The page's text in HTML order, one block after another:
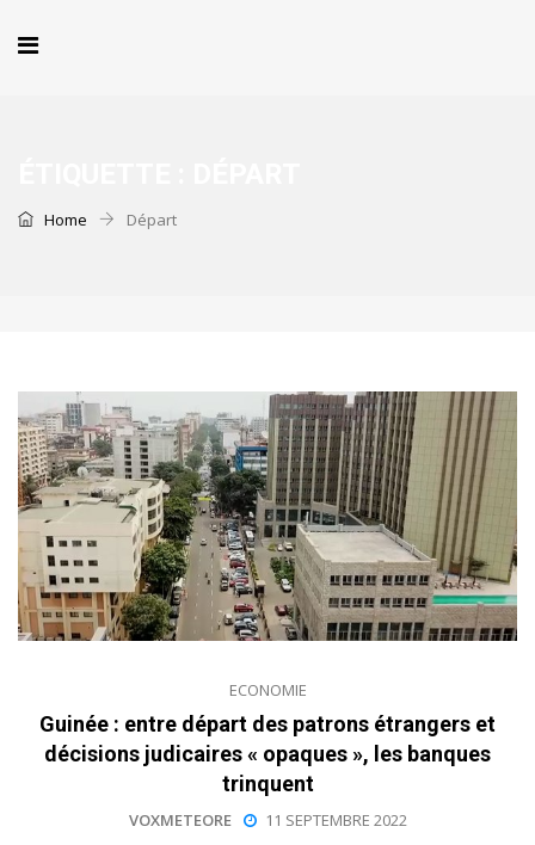
Home Départ
ECONOMIE
Guinée : entre départ des patrons étrangers et
décisions judicaires « opaques », les banques
trinquent
VOXMETEORE 11 SEPTEMBRE 2022